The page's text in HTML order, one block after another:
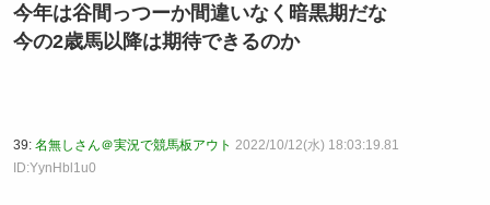
今年は谷間っつーか間違いなく暗黒期だな
今の2歳馬以降は期待できるのか
39: 名無しさん＠実況で競馬板アウト 2022/10/12(水) 18:03:19.81
ID:YynHbl1u0